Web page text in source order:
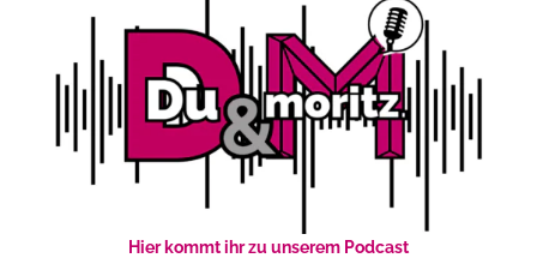
Hier kommt ihr zu unserem Podcast